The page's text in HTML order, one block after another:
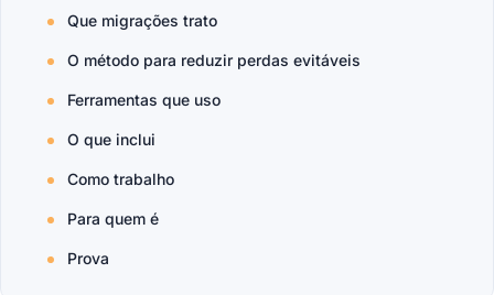
Que migrações trato
O método para reduzir perdas evitáveis
Ferramentas que uso
O que inclui
Como trabalho
Para quem é
Prova